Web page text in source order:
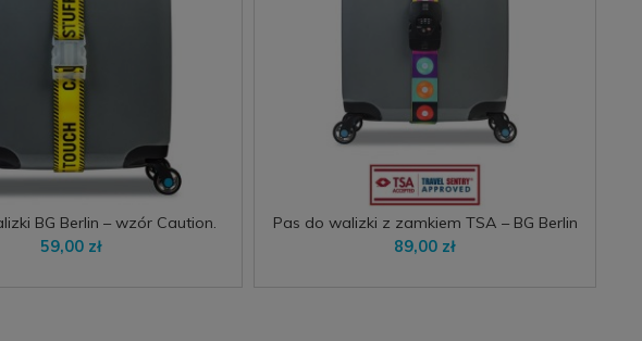
BG Berlin – wzór Caution,
młodzieżowy styl
59,00 zł
Pas do walizki z zamkiem TSA – BG Berlin
Glam LPS, stylowy i bezpieczny
89,00 zł